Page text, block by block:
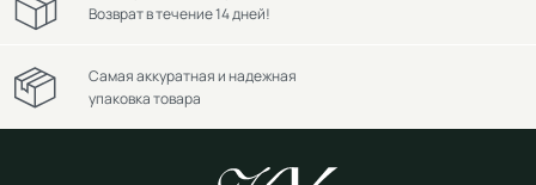
Возврат в течение 14 дней!
Самая аккуратная и надежная
упаковка товара